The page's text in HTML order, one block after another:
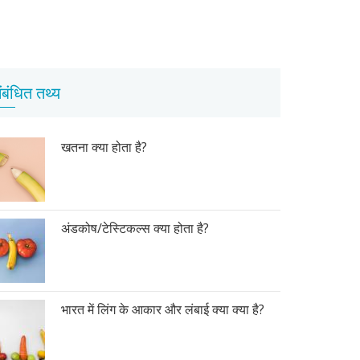
तथ्य
खतना क्या होता है?
अंडकोष/टेस्टिकल्स क्या होता है?
भारत में लिंग के आकार और लंबाई क्या क्या है?